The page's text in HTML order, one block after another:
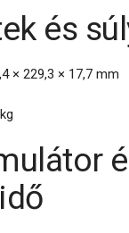
és
× 229,3 × 17,7 mm